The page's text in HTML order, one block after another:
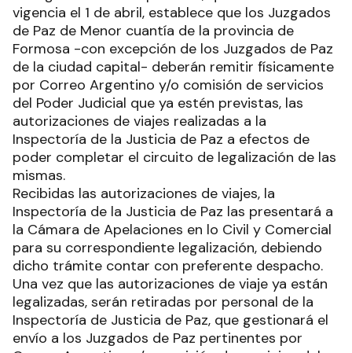
vigencia el 1 de abril, establece que los Juzgados
de Paz de Menor cuantía de la provincia de
Formosa -con excepción de los Juzgados de Paz
de la ciudad capital- deberán remitir físicamente
por Correo Argentino y/o comisión de servicios
del Poder Judicial que ya estén previstas, las
autorizaciones de viajes realizadas a la
Inspectoría de la Justicia de Paz a efectos de
poder completar el circuito de legalización de las
mismas.
Recibidas las autorizaciones de viajes, la
Inspectoría de la Justicia de Paz las presentará a
la Cámara de Apelaciones en lo Civil y Comercial
para su correspondiente legalización, debiendo
dicho trámite contar con preferente despacho.
Una vez que las autorizaciones de viaje ya están
legalizadas, serán retiradas por personal de la
Inspectoría de Justicia de Paz, que gestionará el
envío a los Juzgados de Paz pertinentes por